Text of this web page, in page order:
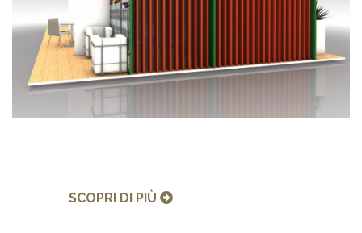
SCOPRI DI PIÙ